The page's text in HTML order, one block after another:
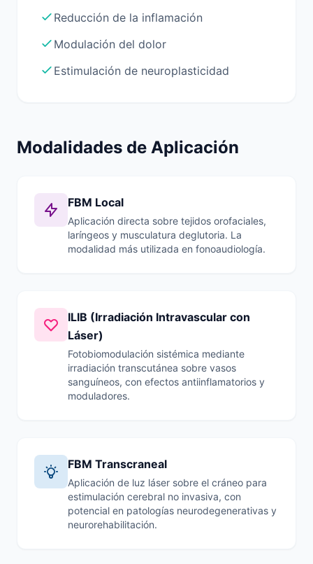
Reducción de la inflamación
Modulación del dolor
Estimulación de neuroplasticidad
Modalidades de Aplicación
FBM Local
Aplicación directa sobre tejidos orofaciales,
laríngeos y musculatura deglutoria. La
modalidad más utilizada en fonoaudiología.
ILIB (Irradiación Intravascular con
Láser)
Fotobiomodulación sistémica mediante
irradiación transcutánea sobre vasos
sanguíneos, con efectos antiinflamatorios y
moduladores.
FBM Transcraneal
Aplicación de luz láser sobre el cráneo para
estimulación cerebral no invasiva, con
potencial en patologías neurodegenerativas y
neurorehabilitación.